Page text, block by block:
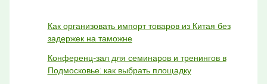
Как организовать импорт товаров из Китая без
задержек на таможне
Конференц-зал для семинаров и тренингов в
Подмосковье: как выбрать площадку